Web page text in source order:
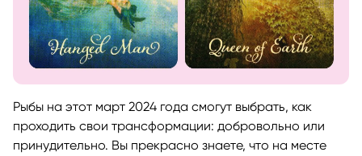
Рыбы на этот март 2024 года смогут выбрать, как
проходить свои трансформации: добровольно или
принудительно. Вы прекрасно знаете, что на месте